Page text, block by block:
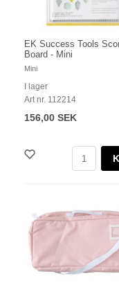
EK Success Tools
Board - Mini
Mini
I lager
Art nr. 112214
156,00 SEK